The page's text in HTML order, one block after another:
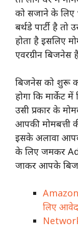
को सजाने के लिए
बर्थडे पार्टी है
होता है इसलिए
एवरग्रीन बिजनेस
बिजनेस को शुरू
होगा कि मार्केट
उसी प्रकार के
आपकी मोमबत्ती
इसके अलावा
के लिए जमकर
जाकर आपके
लिए